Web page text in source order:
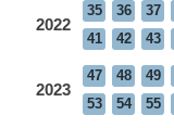
2022
35 36 37
41
42 43
2023
47 48 49
53
54 55